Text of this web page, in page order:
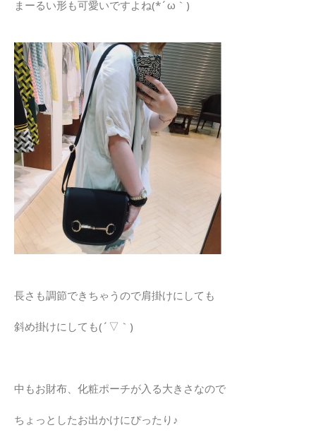
まーるい形も可愛いですよね(*´ω｀)
長さも調節できちゃうので肩掛けにしても
斜め掛けにしても(´▽｀)
中もお財布、化粧ポーチが入る大きさなので
ちょっとしたお出かけにぴったり♪